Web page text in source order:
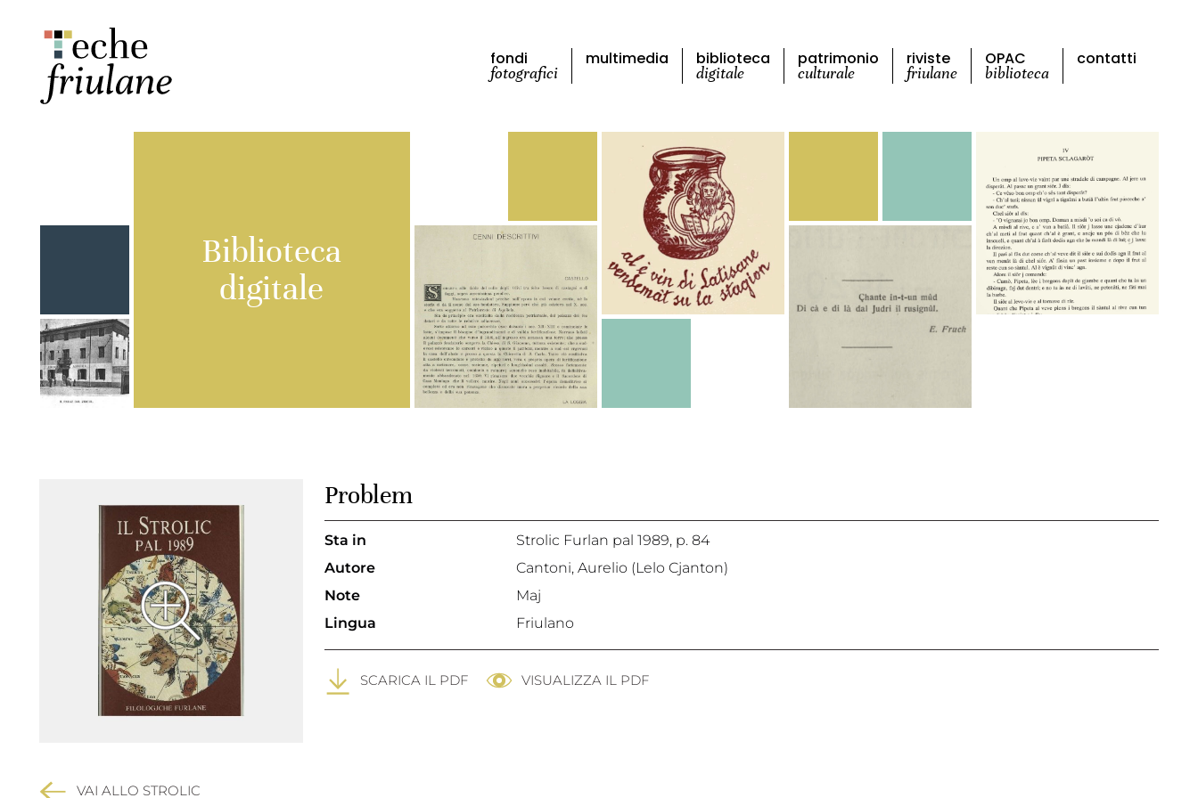
fondi
fotografici
multimedia biblioteca
digitale
patrimonio
culturale
riviste
friulane
OPAC
biblioteca
contatti
Biblioteca
digitale
VAI ALLO STROLIC
Problem
Sta in Strolic Furlan pal 1989, p. 84
Autore
Cantoni, Aurelio (Lelo Cjanton)
Note
Maj
Lingua
Friulano
SCARICA IL PDF VISUALIZZA IL PDF